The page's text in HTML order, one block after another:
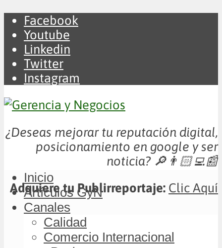
Facebook
Youtube
Linkedin
Twitter
Instagram
¿Deseas mejorar tu reputación digital,
posicionamiento en google y ser
noticia? 🔎👨🏻‍💻📰
Adquiere tu Publirreportaje: Clic Aquí
Inicio
Artículos GyN
Canales
Calidad
Comercio Internacional